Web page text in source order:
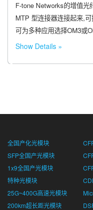
F-tone Networks的增值
MTP 型连接器连接起来,
可为多种应用选择OM3或
Show Details
全国产化光模块
SFP全国产光模块
1x9全国产光模块
特种光模块
25G~400G高速光模块
200km超长距光模块